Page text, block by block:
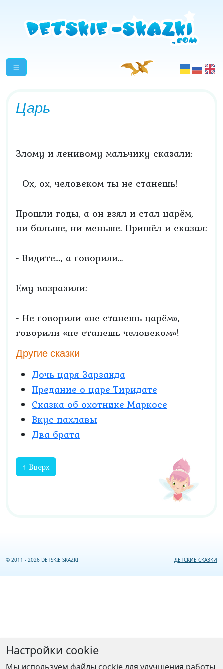
Царь
Злому и ленивому мальчику сказали:
- Ох, ох, человеком ты не станешь!
Прошли годы, а он взял и стал царём,
ни больше, ни меньше. Пришёл и сказал:
- Видите…, а говорили…
Ему возразили:
- Не говорили «не станешь царём»,
говорили «не станешь человеком»!
Другие сказки
Дочь царя Зарзанда
Предание о царе Тиридате
Сказка об охотнике Маркосе
Вкус пахлавы
Два брата
↑ Вверх
© 2011 - 2026 DETSKIE SKAZKI ДЕТСКИЕ СКАЗКИ
Настройки cookie
Мы используем файлы cookie для улучшения работы